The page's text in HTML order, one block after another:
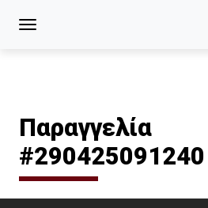
Παραγγελία
#290425091240